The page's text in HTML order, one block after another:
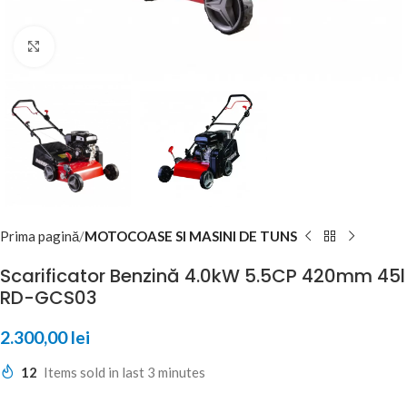
Prima pagină MOTOCOASE SI MASINI DE TUNS
Scarificator Benzină 4.0kW 5.5CP 420mm 45l
RD-GCS03
2.300,00lei
12 Items sold in last 3 minutes